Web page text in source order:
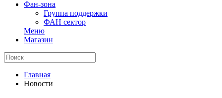
Фан-зона
Группа поддержки
ФАН сектор
Меню
Магазин
Главная
Новости